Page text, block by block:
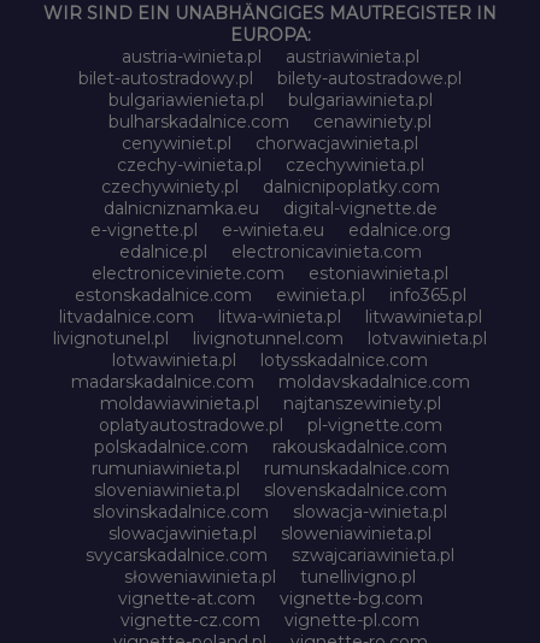
WIR SIND EIN UNABHÄNGIGES MAUTREGISTER IN
EUROPA:
austria-winieta.pl
austriawinieta.pl
bilet-autostradowy.pl
bilety-autostradowe.pl
bulgariawienieta.pl
bulgariawinieta.pl
bulharskadalnice.com
cenawiniety.pl
cenywiniet.pl
chorwacjawinieta.pl
czechy-winieta.pl
czechywinieta.pl
czechywiniety.pl
dalnicnipoplatky.com
dalnicniznamka.eu
digital-vignette.de
e-vignette.pl
e-winieta.eu
edalnice.org
edalnice.pl
electronicavinieta.com
electroniceviniete.com
estoniawinieta.pl
estonskadalnice.com
ewinieta.pl
info365.pl
litvadalnice.com
litwa-winieta.pl
litwawinieta.pl
livignotunel.pl
livignotunnel.com
lotvawinieta.pl
lotwawinieta.pl
lotysskadalnice.com
madarskadalnice.com
moldavskadalnice.com
moldawiawinieta.pl
najtanszewiniety.pl
oplatyautostradowe.pl
pl-vignette.com
polskadalnice.com
rakouskadalnice.com
rumuniawinieta.pl
rumunskadalnice.com
sloveniawinieta.pl
slovenskadalnice.com
slovinskadalnice.com
slowacja-winieta.pl
slowacjawinieta.pl
sloweniawinieta.pl
svycarskadalnice.com
szwajcariawinieta.pl
słoweniawinieta.pl
tunellivigno.pl
vignette-at.com
vignette-bg.com
vignette-cz.com
vignette-pl.com